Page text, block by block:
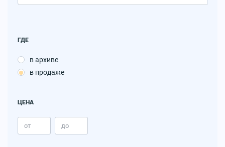
ГДЕ
в архиве
в продаже
ЦЕНА